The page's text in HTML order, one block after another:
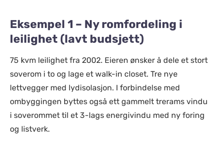
Eksempel 1 – Ny romfordeling i
leilighet (lavt budsjett)
75 kvm leilighet fra 2002. Eieren ønsker å dele et stort
soverom i to og lage et walk-in closet. Tre nye
lettvegger med lydisolasjon. I forbindelse med
ombyggingen byttes også ett gammelt trerams vindu
i soverommet til et 3-lags energivindu med ny foring
og listverk.